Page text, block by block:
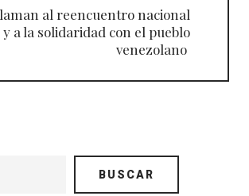
al reencuentro nacional
y a la solidaridad con el pueblo
venezolano
BUSCAR